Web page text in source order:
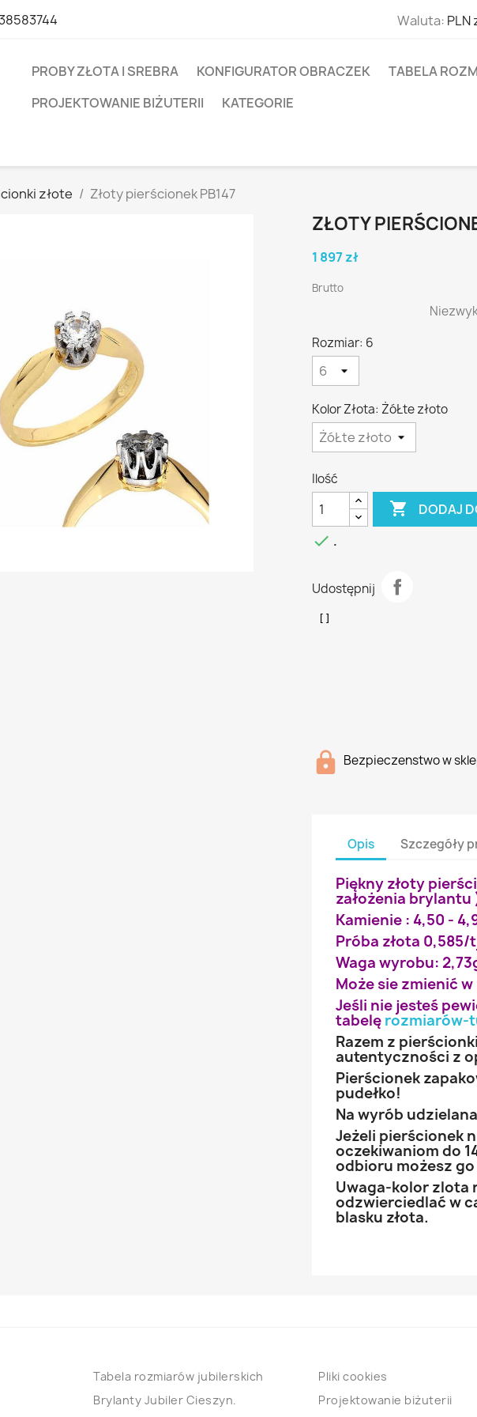
Waluta: PLN
PROBY ZŁOTA I SREBRA KONFIGURATOR OBRACZEK
TABELA
PROJEKTOWANIE BIŻUTERII
KATEGORIE
złote Złoty pierścionek PB147
ZŁOTY
1 897 zł
Brutto
Rozmiar: 6
Kolor Złota: ŻóŁte złoto
Ilość
 DODAJ
 .
Udostępnij
Bezpieczenstwo w
Opis Szczegóły
Piękny złoty
założenia brylantu
Kamienie : 4,50 -
Próba złota 0,585/
Waga wyrobu:
Może sie zmienić
Jeśli nie jesteś
tabelę rozmiarów-
Razem z
autentyczności z
Pierścionek
pudełko!
Na wyrób
Jeżeli pierścionek
oczekiwaniom do
odbioru możesz
Uwaga-kolor zlota
odzwierciedlać w
blasku złota.
Tabela rozmiarów jubilerskich
Brylanty Jubiler Cieszyn.
Pliki cookies
Projektowanie biżuterii